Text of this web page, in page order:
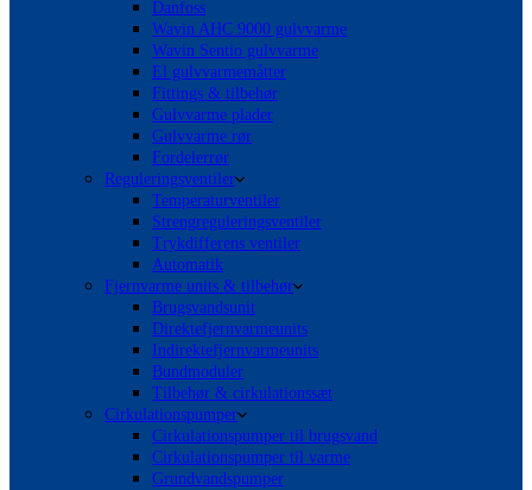
Danfoss
Wavin AHC 9000 gulvvarme
Wavin Sentio gulvvarme
El gulvvarmemåtter
Fittings & tilbehør
Gulvvarme plader
Gulvvarme rør
Fordelerrør
Reguleringsventiler
Temperaturventiler
Strengreguleringsventiler
Trykdifferens ventiler
Automatik
Fjernvarme units & tilbehør
Brugsvandsunit
Direktefjernvarmeunits
Indirektefjernvarmeunits
Bundmoduler
Tilbehør & cirkulationssæt
Cirkulationspumper
Cirkulationspumper til brugsvand
Cirkulationspumper til varme
Grundvandspumper